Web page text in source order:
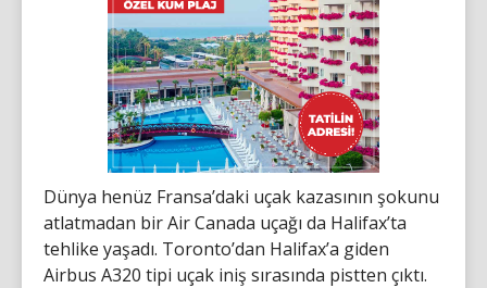
Dünya henüz Fransa’daki uçak kazasının şokunu
atlatmadan bir Air Canada uçağı da Halifax’ta
tehlike yaşadı. Toronto’dan Halifax’a giden
Airbus A320 tipi uçak iniş sırasında pistten çıktı.